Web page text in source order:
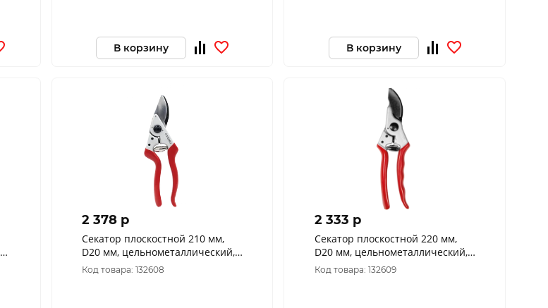
В корзину В корзину
2 378 p
Секатор плоскостной 210 мм,
D20 мм, цельнометаллический,
обрезиненные рукоятки 2466
OBRIGADO
Код товара: 132608
2 333 p
Секатор плоскостной 220 мм,
D20 мм, цельнометаллический,
обрезиненные рукоятки 2467
OBRIGADO
Код товара: 132609